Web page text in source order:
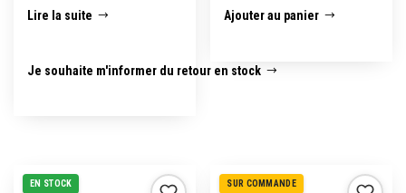
Lire la suite
Je souhaite m'informer du retour en stock
Ajouter au panier
EN STOCK SUR COMMANDE